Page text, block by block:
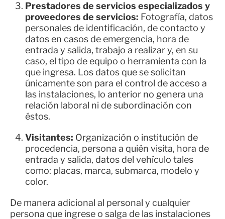
Prestadores de servicios especializados y
proveedores de servicios: Fotografía, datos
personales de identificación, de contacto y
datos en casos de emergencia, hora de
entrada y salida, trabajo a realizar y, en su
caso, el tipo de equipo o herramienta con la
que ingresa. Los datos que se solicitan
únicamente son para el control de acceso a
las instalaciones, lo anterior no genera una
relación laboral ni de subordinación con
éstos.
Visitantes: Organización o institución de
procedencia, persona a quién visita, hora de
entrada y salida, datos del vehículo tales
como: placas, marca, submarca, modelo y
color.
De manera adicional al personal y cualquier
persona que ingrese o salga de las instalaciones